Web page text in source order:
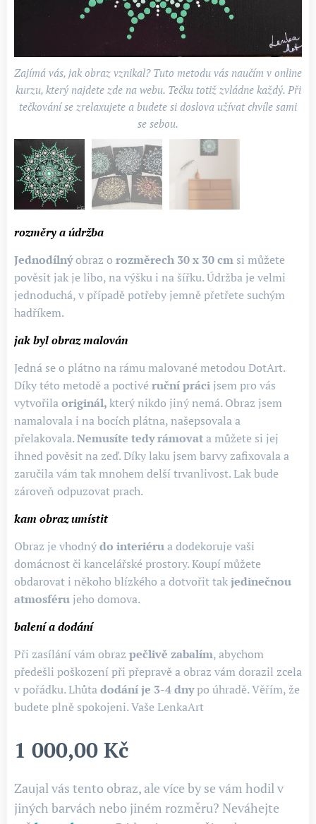
Zajímá vás, jak obraz vznikal? Tuto metodu vás naučím v online
kurzu, který najdete zde na webu. Tečku totiž zvládne každý. Při
tečkování se zrelaxujete a budete si doslova užívat chvíle sami
se sebou.
Mandala vyzařuje do místnosti příjemnou energii, kterou jsem
pro vás do obrazu vtiskla. Pokud budete mít zájem, mohu vám
doplňujících informacích na konci objednávky.
rozměry a údržba
Jednodílnýobraz o rozměrech 30 x 30 cm si můžete
pověsit jak je libo, na výšku i na šířku. Údržba je velmi
jednoduchá, v případě potřeby jemně přetřete suchým
hadříkem.
jak byl obraz malován
Jedná se o plátno na rámu malované metodou DotArt.
Díky této metodě a poctivéruční práci jsem pro vás
vytvořilaoriginál,který nikdo jiný nemá. Obraz jsem
namalovala i na bocích plátna, našepsovala a
přelakovala.Nemusíte tedy rámovata můžete si jej
ihned pověsit na zeď. Díky laku jsem barvy zafixovala a
zaručila vám tak mnohem delší trvanlivost. Lak bude
zároveň odpuzovat prach.
kam obraz umístit
Obraz je vhodnýdo interiérua dodekoruje vaši
domácnost či kancelářské prostory. Koupí můžete
obdarovat i někoho blízkého a dotvořit takjedinečnou
atmosféru jeho domova.
balení a dodání
Při zasílání vám obraz pečlivě zabalím, abychom
předešli poškození při přepravě a obraz vám dorazil zcela
v pořádku. Lhůtadodání je 3-4dnypo úhradě. Věřím, že
budete plně spokojeni. Vaše LenkaArt
1 000,00 Kč
Zaujal vás tento obraz, ale více by se vám hodil v
jiných barvách nebo jiném rozměru? Neváhejte